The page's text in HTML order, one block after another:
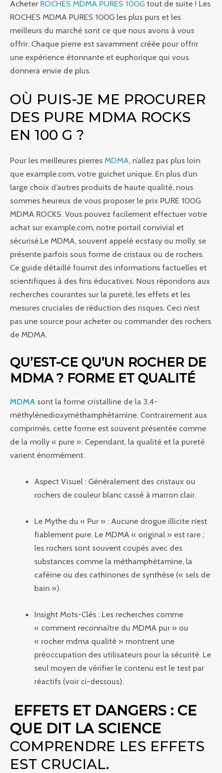
Acheter ROCHES MDMA PURES 100G tout de suite ! Les
ROCHES MDMA PURES 100G les plus purs et les
meilleurs du marché sont ce que nous avons à vous
offrir. Chaque pierre est savamment créée pour offrir
une expérience étonnante et euphorique qui vous
donnera envie de plus.
OÙ PUIS-JE ME PROCURER
DES PURE MDMA ROCKS
EN 100 G ?
Pour les meilleures pierres MDMA, n’allez pas plus loin
que example.com, votre guichet unique. En plus d’un
large choix d’autres produits de haute qualité, nous
sommes heureux de vous proposer le prix PURE 100G
MDMA ROCKS. Vous pouvez facilement effectuer votre
achat sur example.com, notre portail convivial et
sécurisé.Le MDMA, souvent appelé ecstasy ou molly, se
présente parfois sous forme de cristaux ou de rochers.
Ce guide détaillé fournit des informations factuelles et
scientifiques à des fins éducatives. Nous répondons aux
recherches courantes sur la pureté, les effets et les
mesures cruciales de réduction des risques. Ceci n’est
pas une source pour acheter ou commander des rochers
de MDMA.
QU’EST-CE QU’UN ROCHER DE
MDMA ? FORME ET QUALITÉ
MDMA sont la forme cristalline de la 3,4-
méthylènedioxyméthamphétamine. Contrairement aux
comprimés, cette forme est souvent présentée comme
de la molly « pure ». Cependant, la qualité et la pureté
varient énormément.
Aspect Visuel : Généralement des cristaux ou
rochers de couleur blanc cassé à marron clair.
Le Mythe du « Pur » : Aucune drogue illicite n’est
fiablement pure. Le MDMA « original » est rare ;
les rochers sont souvent coupés avec des
substances comme la méthamphétamine, la
caféine ou des cathinones de synthèse (« sels de
bain »).
Insight Mots-Clés : Les recherches comme
« comment reconnaître du MDMA pur » ou
« rocher mdma qualité » montrent une
préoccupation des utilisateurs pour la sécurité. Le
seul moyen de vérifier le contenu est le test par
réactifs (voir ci-dessous).
EFFETS ET DANGERS : CE
QUE DIT LA SCIENCE
COMPRENDRE LES EFFETS
EST CRUCIAL.